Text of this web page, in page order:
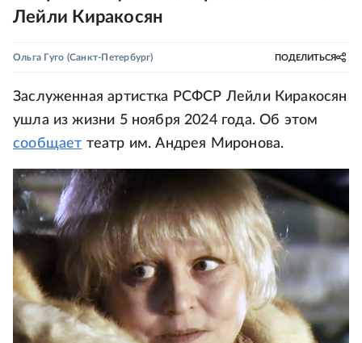
Лейли Киракосян
Ольга Гуго (Санкт-Петербург) ПОДЕЛИТЬСЯ
Заслуженная артистка РСФСР Лейли Киракосян
ушла из жизни 5 ноября 2024 года. Об этом
сообщает театр им. Андрея Миронова.